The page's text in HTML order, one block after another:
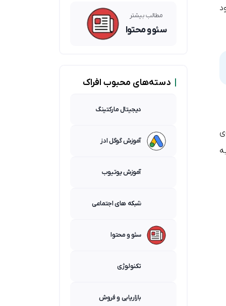
است؟
مطالب بیشتر
سئو و محتوا
دسته‌های محبوب افراک
دیجیتال مارکتینگ
آموزش گوگل ادز
آموزش یوتیوب
شبکه های اجتماعی
سئو و محتوا
تکنولوژی
بازاریابی و فروش